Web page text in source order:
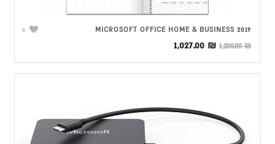
0 MICROSOFT OFFICE HOME & BUSINESS 2019
1,200.00₪
המחיר
היה:
1,027.00 ₪
המחיר
הוא: